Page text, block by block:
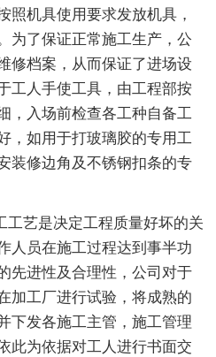
照机具使用要求发放机具，
为了保证正常施工生产，公
修档案，从而保证了进场设
工人手使工具，由工程部按
，入场前检查各工种自备工
，如用于打玻璃胶的专用工
装修边角及不锈钢扣条的专
工艺是决定工程质量好坏的关
人员在施工过程达到事半功
先进性及合理性，公司对于
加工厂进行试验，将成熟的
下发各施工主管，施工管理
此为依据对工人进行书面交